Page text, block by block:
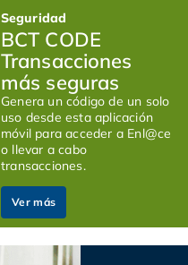
Seguridad
BCT CODE
Transacciones
más seguras
Genera un código de un solo
uso desde esta aplicación
móvil para acceder a Enl@ce
o llevar a cabo
transacciones.
Ver más